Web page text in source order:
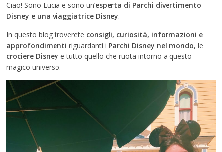
Ciao! Sono Lucia e sono un’esperta di Parchi divertimento
Disney e una viaggiatrice Disney.
In questo blog troverete consigli, curiosità, informazioni e
approfondimenti riguardanti i Parchi Disney nel mondo, le
crociere Disney e tutto quello che ruota intorno a questo
magico universo.